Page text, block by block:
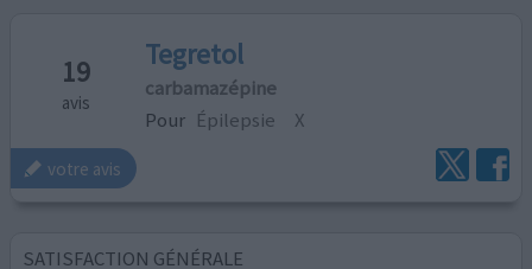
19
avis
Tegretol
carbamazépine
Pour Épilepsie X
votre avis
SATISFACTION GÉNÉRALE